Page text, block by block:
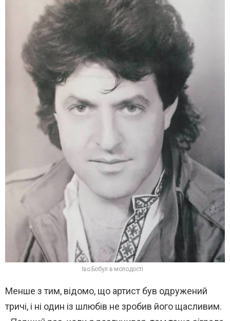
Іво Бобул в молодості
Менше з тим, відомо, що артист був одружений
тричі, і ні один із шлюбів не зробив його щасливим.